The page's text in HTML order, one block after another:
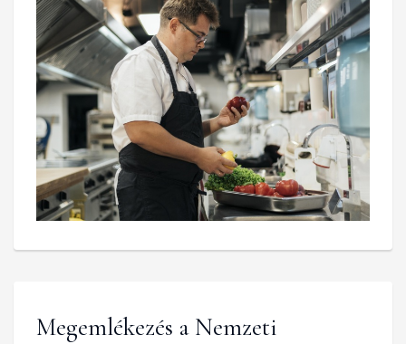
Megemlékezés a Nemzeti